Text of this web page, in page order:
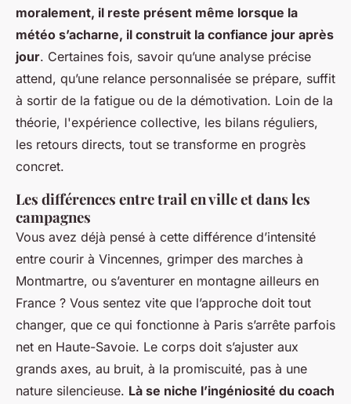
moralement, il reste présent même lorsque la
météo s’acharne, il construit la confiance jour après
jour. Certaines fois, savoir qu’une analyse précise
attend, qu’une relance personnalisée se prépare, suffit
à sortir de la fatigue ou de la démotivation. Loin de la
théorie, l'expérience collective, les bilans réguliers,
les retours directs, tout se transforme en progrès
concret.
Les différences entre trail en ville et dans les
campagnes
Vous avez déjà pensé à cette différence d’intensité
entre courir à Vincennes, grimper des marches à
Montmartre, ou s’aventurer en montagne ailleurs en
France ? Vous sentez vite que l’approche doit tout
changer, que ce qui fonctionne à Paris s’arrête parfois
net en Haute-Savoie. Le corps doit s’ajuster aux
grands axes, au bruit, à la promiscuité, pas à une
nature silencieuse. Là se niche l’ingéniosité du coach